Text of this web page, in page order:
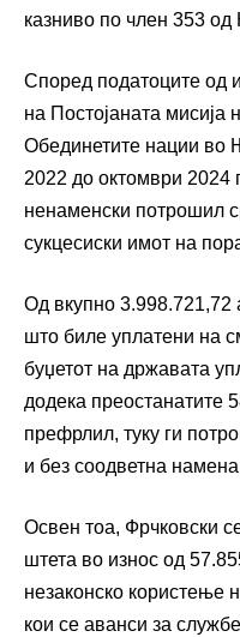
казниво по член 353 од
Според податоците од
на Постојаната мисија
Обединетите нации во
2022 до октомври 2024
ненаменски потрошил
сукцесиски имот на
Од вкупно 3.998.721,72
што биле уплатени на
буџетот на државата
додека преостанатите
префрлил, туку ги
и без соодветна
Освен тоа, Фрчковски
штета во износ од
незаконско користење
кои се аванси за